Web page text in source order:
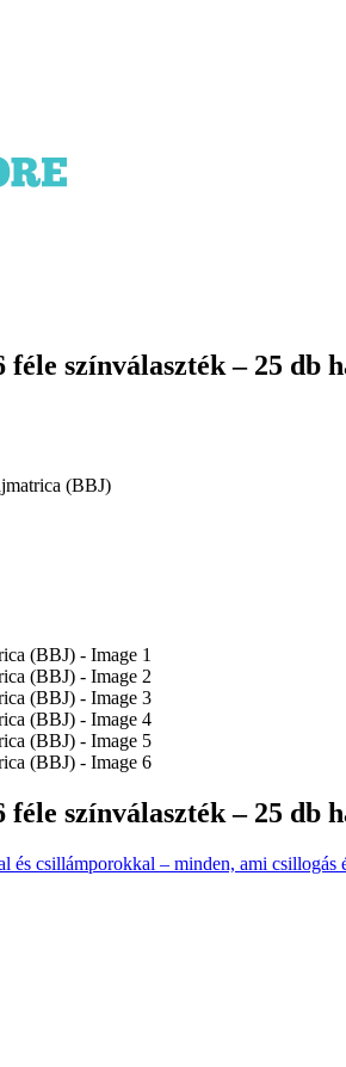
színválaszték – 25 db
(BBJ)
színválaszték – 25 db
csillámporokkal – minden, ami csillogás